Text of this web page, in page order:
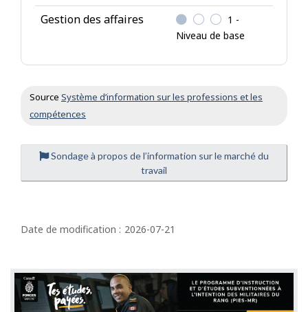
Gestion des affaires
1 -
Niveau de base
Source Système d’information sur les professions et les
compétences
Sondage à propos de l’information sur le marché du
travail
é
a
i
Date de modification : 2026-07-21